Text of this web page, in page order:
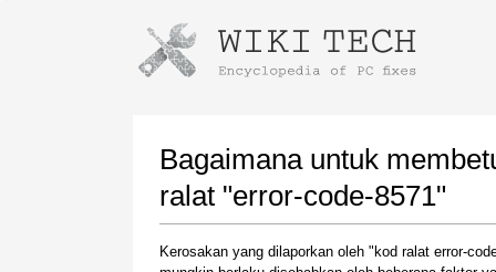
Bagaimana untuk
ralat "error-code-8571"
Kerosakan yang dilaporkan oleh "kod ralat error-
Instructions for downloading using